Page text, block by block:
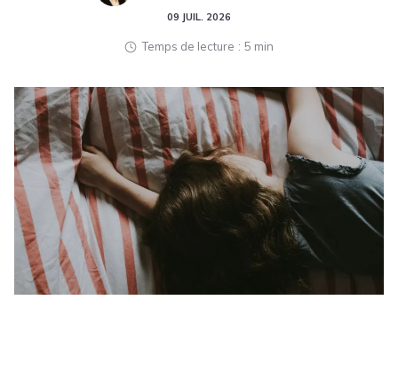
09 JUIL. 2026
Temps de lecture 5 min